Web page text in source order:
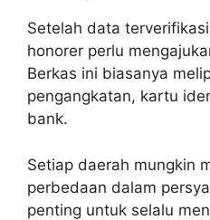
Setelah data
honorer perlu
Berkas ini biasanya
pengangkatan, kartu
bank.
Setiap daerah mungkin
perbedaan dalam
penting untuk selalu